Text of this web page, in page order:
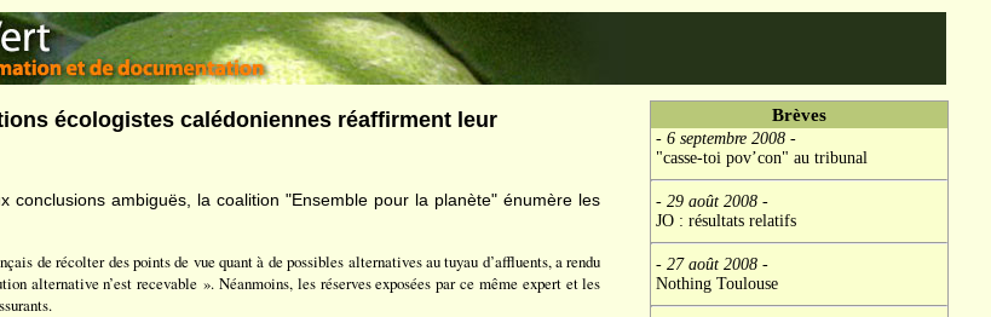
écologistes calédoniennes réaffirment leur
conclusions ambiguës, la coalition "Ensemble pour la planète" énumère les
de récolter des points de vue quant à de possibles alternatives au tuyau d’affluents, a rendu
alternative n’est recevable ». Néanmoins, les réserves exposées par ce même expert et les
Brèves
- 6 septembre 2008-
"casse-toi pov’con" au tribunal
- 29 août 2008-
JO : résultats relatifs
- 27 août 2008-
Nothing Toulouse